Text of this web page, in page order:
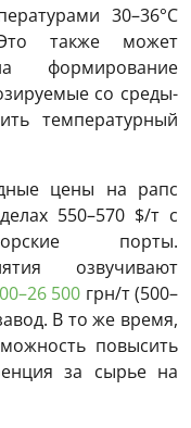
30–36°C
также может
формирование
со среды-
температурный
цены на рапс
550–570 $/т с
порты.
озвучивают
500 грн/т (500–
В то же время,
повысить
за сырье на